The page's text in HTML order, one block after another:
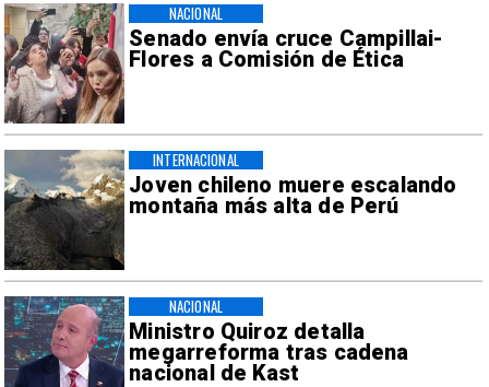
Senado envía cruce Campillai-
Flores a Comisión de Ética
NACIONAL
Joven chileno muere escalando
montaña más alta de Perú
INTERNACIONAL
Ministro Quiroz detalla
megarreforma tras cadena
nacional de Kast
NACIONAL